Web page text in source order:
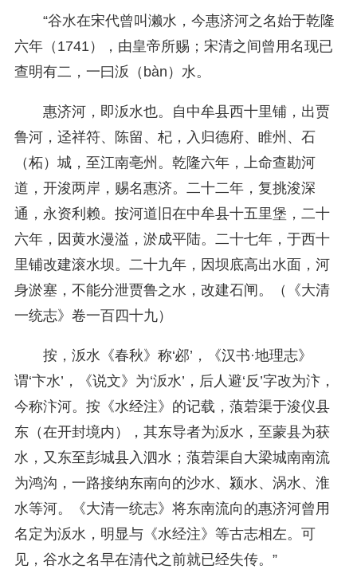
“谷水在宋代曾叫濑水，今惠济河之名始于乾隆
六年（1741），由皇帝所赐；宋清之间曾用名现已
查明有二，一曰汳（bàn）水。
惠济河，即汳水也。自中牟县西十里铺，出贾
鲁河，迳祥符、陈留、杞，入归德府、睢州、石
（柘）城，至江南亳州。乾隆六年，上命查勘河
道，开浚两岸，赐名惠济。二十二年，复挑浚深
通，永资利赖。按河道旧在中牟县十五里堡，二十
六年，因黄水漫溢，淤成平陆。二十七年，于西十
里铺改建滚水坝。二十九年，因坝底高出水面，河
身淤塞，不能分泄贾鲁之水，改建石闸。（《大清
一统志》卷一百四十九）
按，汳水《春秋》称‘邲’，《汉书·地理志》
谓‘卞水’，《说文》为‘汳水’，后人避‘反’字改为汴，
今称汴河。按《水经注》的记载，蒗菪渠于浚仪县
东（在开封境内），其东导者为汳水，至蒙县为获
水，又东至彭城县入泗水；蒗菪渠自大梁城南南流
为鸿沟，一路接纳东南向的沙水、颍水、涡水、淮
水等河。《大清一统志》将东南流向的惠济河曾用
名定为汳水，明显与《水经注》等古志相左。可
见，谷水之名早在清代之前就已经失传。”